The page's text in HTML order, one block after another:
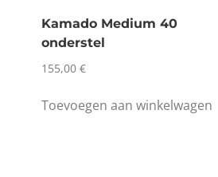
Kamado Medium 40
onderstel
155,00 €
Toevoegen aan winkelwagen